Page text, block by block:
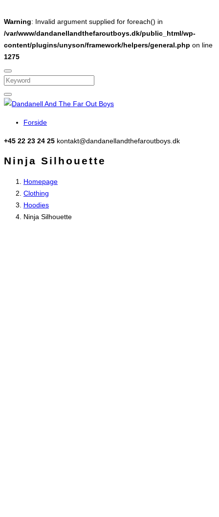
Warning: Invalid argument supplied for foreach() in
/var/www/dandanellandthefaroutboys.dk/public_html/wp-
content/plugins/unyson/framework/helpers/general.php on line
1275
Search
Forside
+45 22 23 24 25 kontakt@dandanellandthefaroutboys.dk
Ninja Silhouette
Homepage
Clothing
Hoodies
Ninja Silhouette